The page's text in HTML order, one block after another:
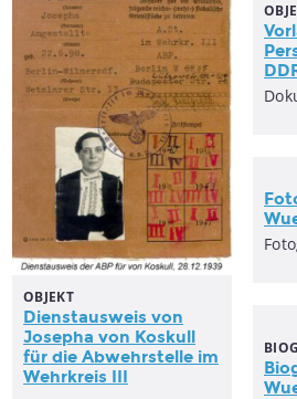
OBJEKT
Dienstausweis von
Josepha von Koskull
für die Abwehrstelle im
Wehrkreis III